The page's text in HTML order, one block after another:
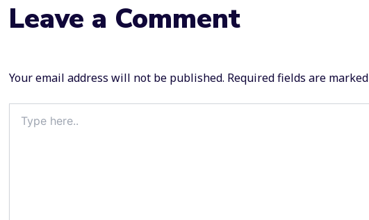
Leave a Comment
Your email address will not be published. Required fields are marked
here..